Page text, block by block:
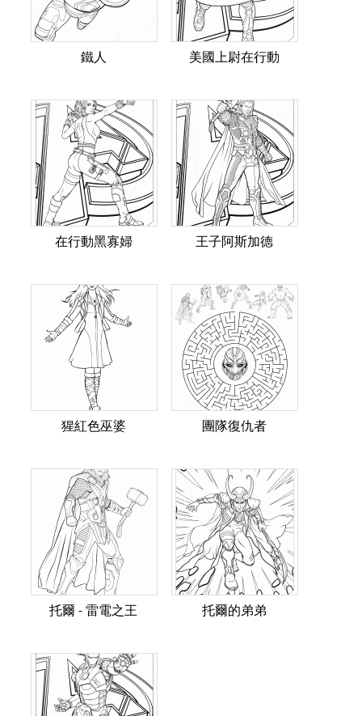
鐵人 美國上尉在行動
在行動黑寡婦 王子阿斯加德
猩紅色巫婆 團隊復仇者
托爾 - 雷電之王 托爾的弟弟